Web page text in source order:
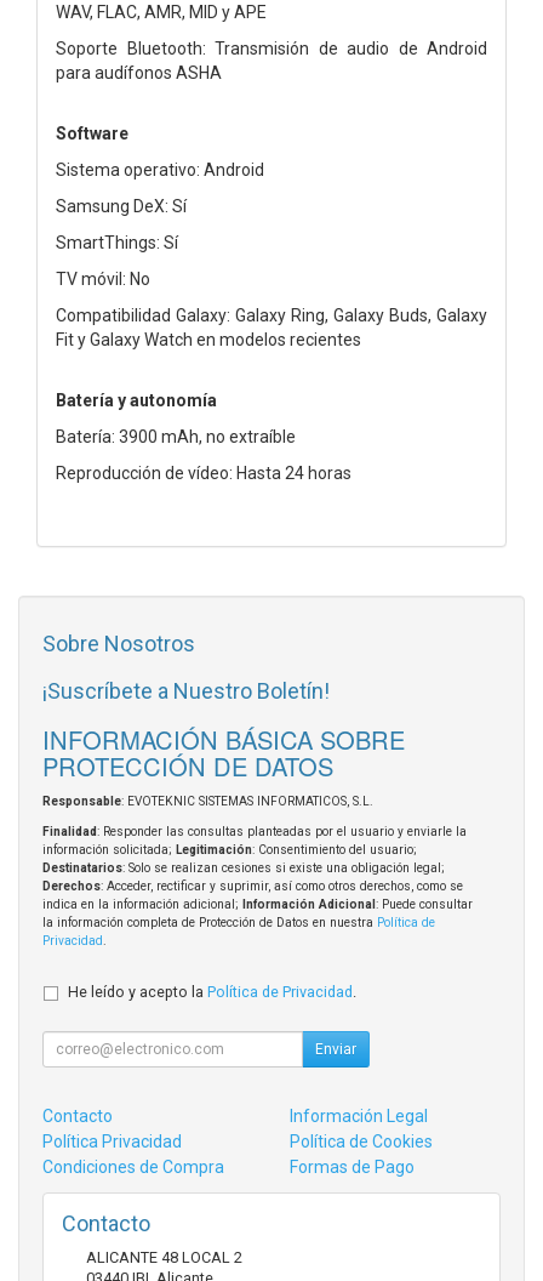
WAV, FLAC, AMR, MID y APE
Soporte Bluetooth: Transmisión de audio de Android
para audífonos ASHA
Software
Sistema operativo: Android
Samsung DeX: Sí
SmartThings: Sí
TV móvil: No
Compatibilidad Galaxy: Galaxy Ring, Galaxy Buds, Galaxy
Fit y Galaxy Watch en modelos recientes
Batería y autonomía
Batería: 3900 mAh, no extraíble
Reproducción de vídeo: Hasta 24 horas
Sobre Nosotros
¡Suscríbete a Nuestro Boletín!
INFORMACIÓN BÁSICA SOBRE
PROTECCIÓN DE DATOS
Responsable: EVOTEKNIC SISTEMAS INFORMATICOS, S.L.
Finalidad: Responder las consultas planteadas por el usuario y enviarle la
información solicitada; Legitimación: Consentimiento del usuario;
Destinatarios: Solo se realizan cesiones si existe una obligación legal;
Derechos: Acceder, rectificar y suprimir, así como otros derechos, como se
indica en la información adicional;
Información Adicional : Puede consultar
la información completa de Protección de Datos en nuestra Política de
Privacidad
He leído y acepto la Política de Privacidad
Enviar
Contacto
Información Legal
Política Privacidad
Política de Cookies
Condiciones de Compra
Formas de Pago
Contacto
ALICANTE 48 LOCAL 2